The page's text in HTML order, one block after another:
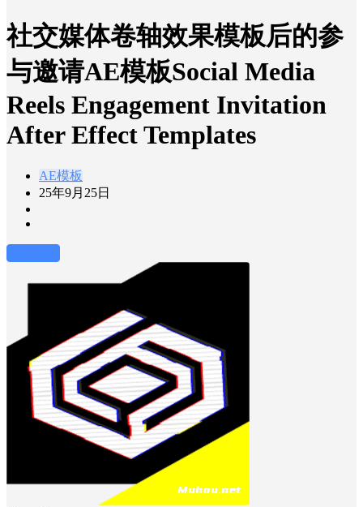
社交媒体卷轴效果模板后的参
与邀请AE模板Social Media
Reels Engagement Invitation
After Effect Templates
AE模板
25年9月25日